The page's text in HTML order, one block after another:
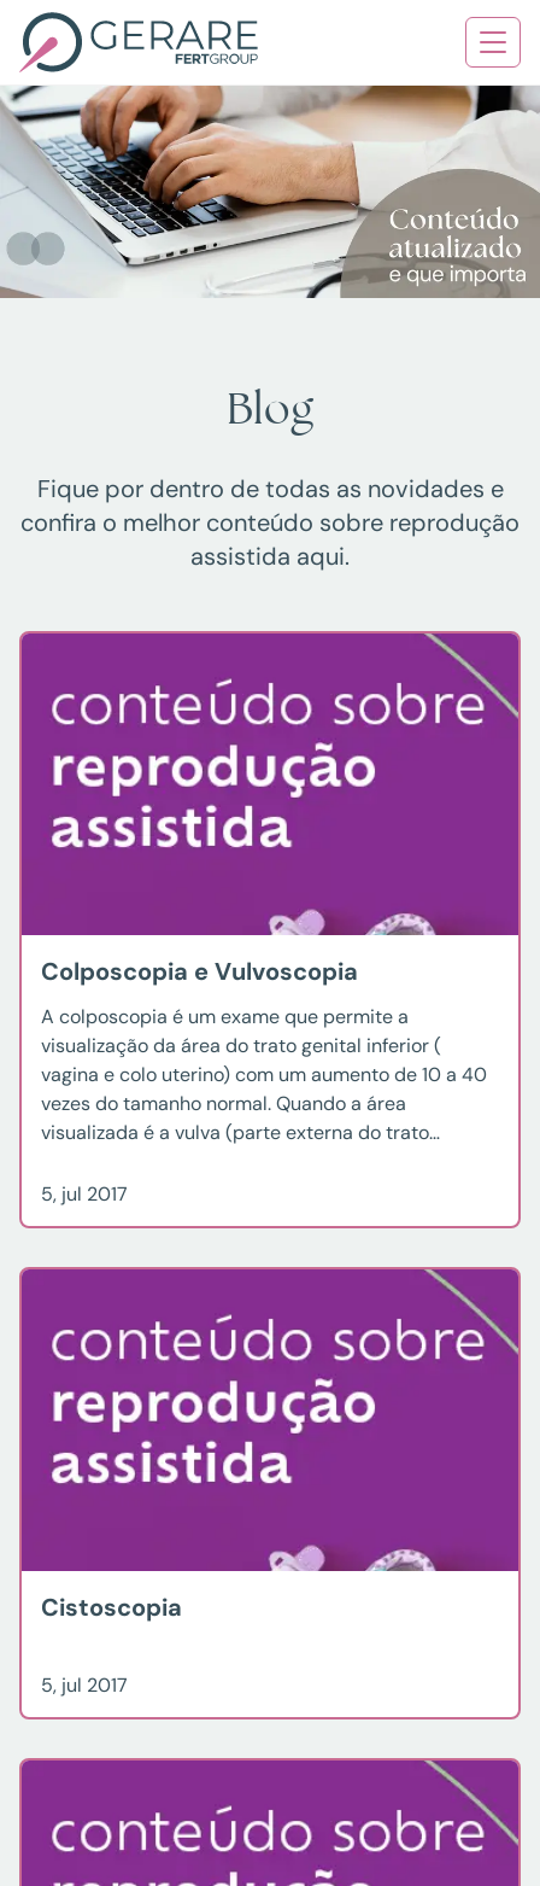
Quem Somos
Tratamentos
Serviços
Blog
Fique por dentro de todas as novidades e
confira o melhor conteúdo sobre reprodução
assistida aqui.
Colposcopia e Vulvoscopia
A colposcopia é um exame que permite a
visualização da área do trato genital inferior (
vagina e colo uterino) com um aumento de 10 a 40
vezes do tamanho normal. Quando a área
visualizada é a vulva (parte externa do trato
exames são grandes aliados no diagnóstico […]
5, jul 2017
Cistoscopia
5, jul 2017